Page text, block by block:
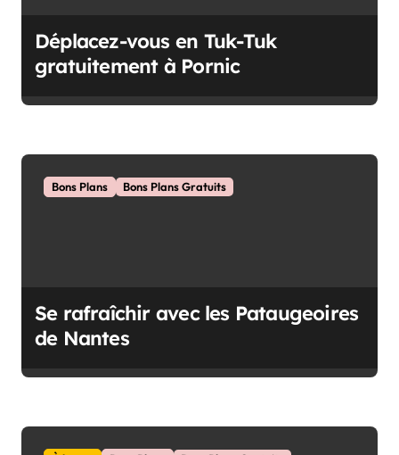
l
Déplacez-vous en Tuk-Tuk
gratuitement à Pornic
Bons Plans Bons Plans Gratuits
Se rafraîchir avec les Pataugeoires
de Nantes